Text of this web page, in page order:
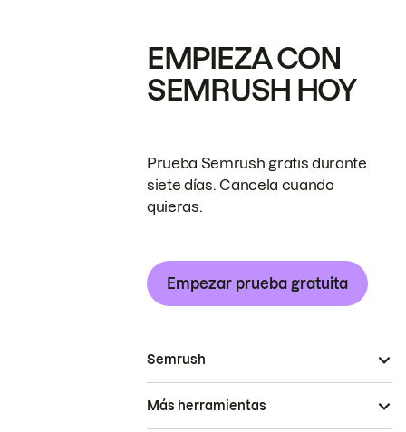
EMPIEZA CON
SEMRUSH HOY
Prueba Semrush gratis durante
siete días. Cancela cuando
quieras.
Empezar prueba gratuita
Semrush
Más herramientas